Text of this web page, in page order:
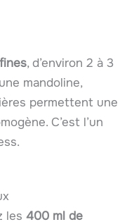
, d’environ 2 à 3
mandoline,
permettent une
C’est l’un
les 400 ml de